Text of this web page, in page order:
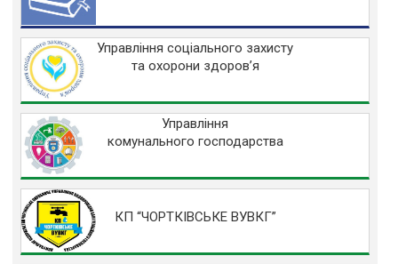
Управління соціального захисту
та охорони здоров’я
Управління
комунального господарства
КП “ЧОРТКІВСЬКЕ ВУВКГ”